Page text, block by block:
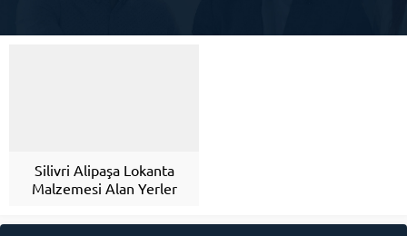
Silivri Alipaşa Lokanta
Malzemesi Alan Yerler